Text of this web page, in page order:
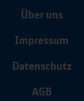
Über uns
Impressum
Datenschutz
AGB